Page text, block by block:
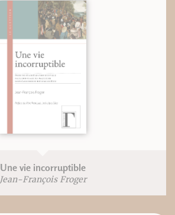
Une vie incorruptible
Jean-François Froger